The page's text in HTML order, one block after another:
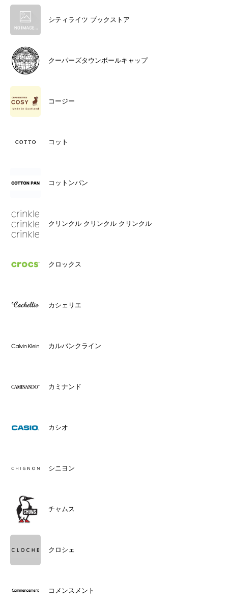
シティライツ ブックストア
クーパーズタウンボールキャップ
コージー
コット
コットンパン
クリンクル クリンクル クリンクル
クロックス
カシェリエ
カルバンクライン
カミナンド
カシオ
シニヨン
チャムス
クロシェ
コメンスメント